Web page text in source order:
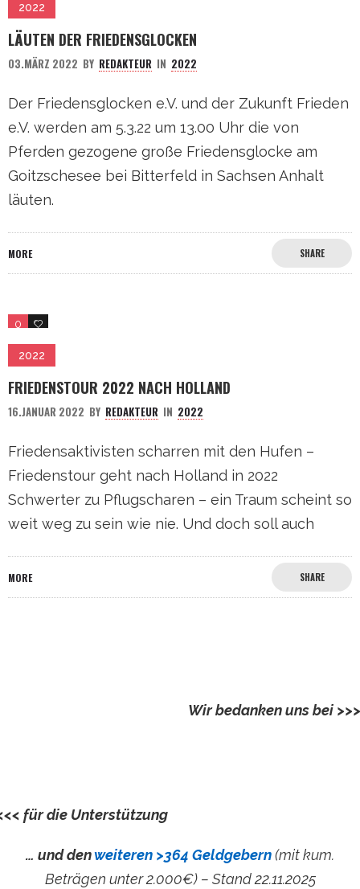
2022
LÄUTEN DER FRIEDENSGLOCKEN
03.MÄRZ 2022 BY REDAKTEUR IN 2022
Der Friedensglocken e.V. und der Zukunft Frieden
e.V. werden am 5.3.22 um 13.00 Uhr die von
Pferden gezogene große Friedensglocke am
Goitzschesee bei Bitterfeld in Sachsen Anhalt
läuten.
MORE SHARE
0 0
2022
FRIEDENSTOUR 2022 NACH HOLLAND
16.JANUAR 2022 BY REDAKTEUR IN 2022
Friedensaktivisten scharren mit den Hufen –
Friedenstour geht nach Holland in 2022
Schwerter zu Pflugscharen – ein Traum scheint so
weit weg zu sein wie nie. Und doch soll auch
MORE SHARE
Wir bedanken uns bei
für die Unterstützung
… und denweiteren >364 Geldgebern(mit kum.
Beträgen unter 2.000€) – Stand 22.11.2025